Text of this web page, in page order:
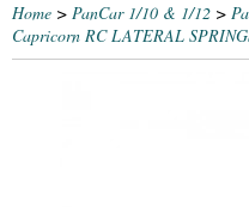
Home > PanCar 1/10 & 1/12 >
Capricorn RC LATERAL